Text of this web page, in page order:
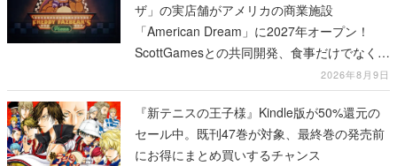
ザ」の実店舗がアメリカの商業施設
「American Dream」に2027年オープン！
ScottGamesとの共同開発、食事だけでなくス
テージショーや没入型のホラー体験も楽しめ
る
2026年8月9日
『新テニスの王子様』Kindle版が50%還元の
セール中。既刊47巻が対象、最終巻の発売前
にお得にまとめ買いするチャンス